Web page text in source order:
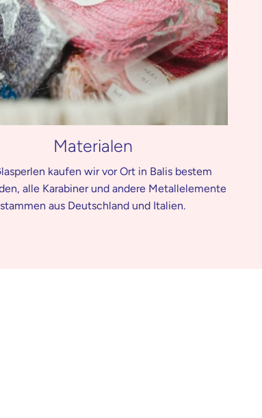
Materialen
kaufen wir vor Ort in Balis bestem
alle Karabiner und andere Metallelemente
stammen aus Deutschland und Italien.